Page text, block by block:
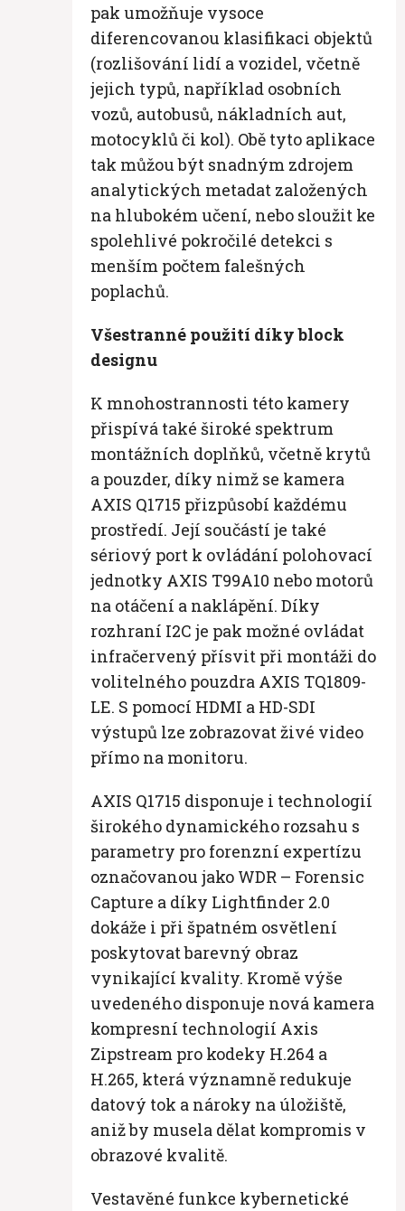
pak umožňuje vysoce
diferencovanou klasifikaci objektů
(rozlišování lidí a vozidel, včetně
jejich typů, například osobních
vozů, autobusů, nákladních aut,
motocyklů či kol). Obě tyto aplikace
tak můžou být snadným zdrojem
analytických metadat založených
na hlubokém učení, nebo sloužit ke
spolehlivé pokročilé detekci s
menším počtem falešných
poplachů.
Všestranné použití díky block
designu
K mnohostrannosti této kamery
přispívá také široké spektrum
montážních doplňků, včetně krytů
a pouzder, díky nimž se kamera
AXIS Q1715 přizpůsobí každému
prostředí. Její součástí je také
sériový port k ovládání polohovací
jednotky AXIS T99A10 nebo motorů
na otáčení a naklápění. Díky
rozhraní I2C je pak možné ovládat
infračervený přísvit při montáži do
volitelného pouzdra AXIS TQ1809-
LE. S pomocí HDMI a HD-SDI
výstupů lze zobrazovat živé video
přímo na monitoru.
AXIS Q1715 disponuje i technologií
širokého dynamického rozsahu s
parametry pro forenzní expertízu
označovanou jako WDR – Forensic
Capture a díky Lightfinder 2.0
dokáže i při špatném osvětlení
poskytovat barevný obraz
vynikající kvality. Kromě výše
uvedeného disponuje nová kamera
kompresní technologií Axis
Zipstream pro kodeky H.264 a
H.265, která významně redukuje
datový tok a nároky na úložiště,
aniž by musela dělat kompromis v
obrazové kvalitě.
Vestavěné funkce kybernetické